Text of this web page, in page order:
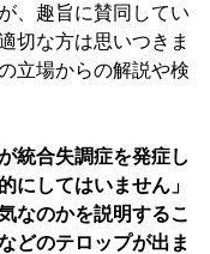
、趣旨に賛同してい
切な方は思いつきま
立場からの解説や検
統合失調症を発症し
にしてはいません」
なのかを説明するこ
どのテロップが出ま